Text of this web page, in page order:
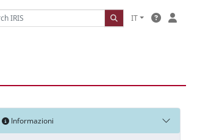
IT
Informazioni